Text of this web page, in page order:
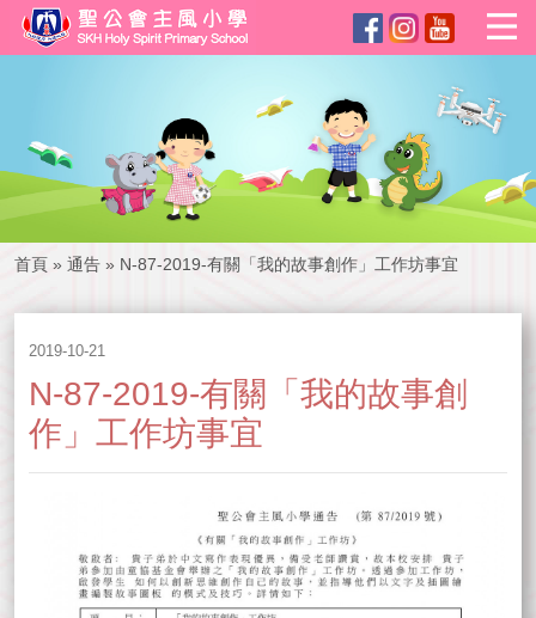
首頁 » 通告 » N-87-2019-有關「我的故事創作」工作坊事宜
2019-10-21
N-87-2019-有關「我的故事創
作」工作坊事宜